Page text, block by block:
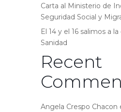
Carta al Ministerio de
Seguridad Social y
El 14 y el 16 salimos a
Sanidad
Recent
Angela Crespo Chacon